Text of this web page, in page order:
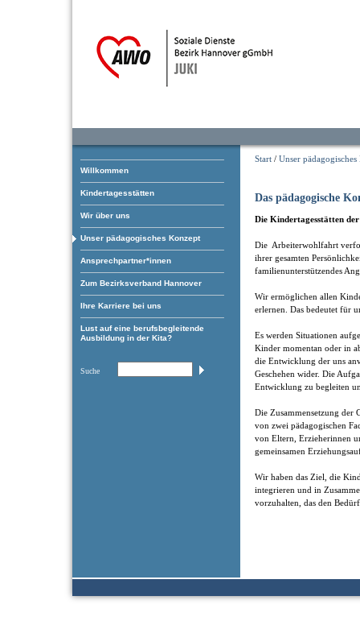
Willkommen
Kindertagesstätten
Wir über uns
Unser pädagogisches Konzept
Ansprechpartner*innen
Zum Bezirksverband Hannover
Ihre Karriere bei uns
Lust auf eine berufsbegleitende
Ausbildung in der Kita?
Suche
Start / Unser
Das pädagogische
Die Kindertagesstätten
Die Arbeiterwohlfahrt
ihrer gesamten
familienunterstützendes
Wir ermöglichen allen
erlernen. Das bedeutet für
Es werden Situationen
Kinder momentan oder in
die Entwicklung der uns
Geschehen wider. Die
Entwicklung zu begleiten
Die Zusammensetzung der
von zwei pädagogischen
von Eltern, Erzieherinnen
gemeinsamen
Wir haben das Ziel, die
integrieren und in
vorzuhalten, das den